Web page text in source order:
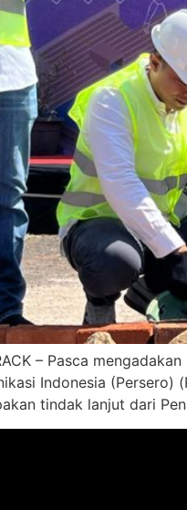
– Pasca
Indonesia (Persero)
tindak lanjut dari